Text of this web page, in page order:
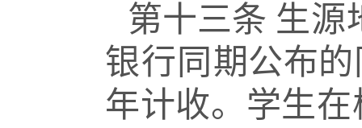
第十三条 生源
银行同 期公布
年计收。学生